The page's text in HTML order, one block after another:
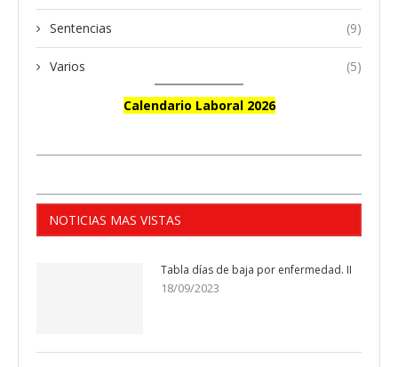
Sentencias (9)
Varios (5)
Calendario Laboral 2026
NOTICIAS MAS VISTAS
Tabla días de baja por enfermedad. II
18/09/2023